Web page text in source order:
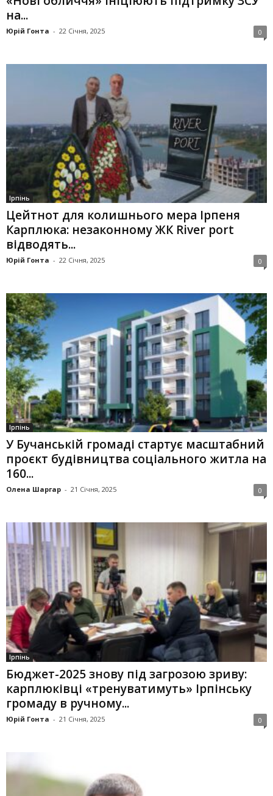
на...
Юрій Гонта - 22 Січня, 2025 0
Ірпінь
Цейтнот для колишнього мера Ірпеня
Карплюка: незаконному ЖК River port
відводять...
Юрій Гонта - 22 Січня, 2025 0
Ірпінь
У Бучанській громаді стартує масштабний
проєкт будівництва соціального житла на
160...
Олена Шаргар - 21 Січня, 2025 0
Ірпінь
Бюджет-2025 знову під загрозою зриву:
карплюківці «тренуватимуть» Ірпінську
громаду в ручному...
Юрій Гонта - 21 Січня, 2025 0